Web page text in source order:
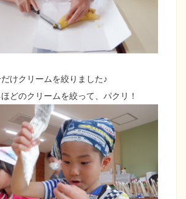
けクリームを絞りました♪
どのクリームを絞って、パクリ！